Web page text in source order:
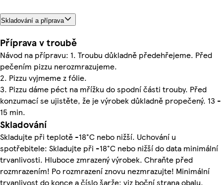
Skladování a příprava
Příprava v troubě
Návod na přípravu: 1. Troubu důkladně předehřejeme. Před
pečením pizzu nerozmrazujeme.
2. Pizzu vyjmeme z fólie.
3. Pizzu dáme péct na mřížku do spodní části trouby. Před
konzumací se ujistěte, že je výrobek důkladně propečený. 13 -
15 min.
Skladování
Skladujte při teplotě -18°C nebo nižší. Uchování u
spotřebitele: Skladujte při -18°C nebo nižší do data minimální
trvanlivosti. Hluboce zmrazený výrobek. Chraňte před
rozmrazením! Po rozmrazení znovu nezmrazujte! Minimální
trvanlivost do konce a číslo šarže: viz boční strana obalu.